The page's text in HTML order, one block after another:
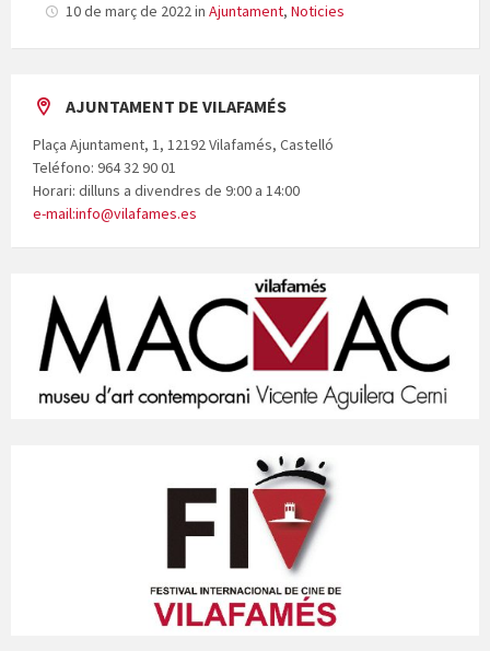
10 de març de 2022in Ajuntament, Noticies
AJUNTAMENT DE VILAFAMÉS
Plaça Ajuntament, 1, 12192 Vilafamés, Castelló
Teléfono: 964 32 90 01
Horari: dilluns a divendres de 9:00 a 14:00
e-mail:info@vilafames.es